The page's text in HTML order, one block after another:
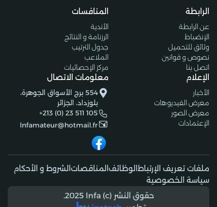
الرابطة
عن الرابطة
الإنضباط
وثائق للتحميل
نصوص و قوانين
اتصل بنا
المنافسات
الأندية
الرزنامة و النتائج
جدول الترتيب
الملاعب
مركز الإحصائيات
الإعلام
الأخبار
معرض الفيديوهات
معرض الصور
الإعتمادات
معلومات الاتصال
554 برج الأسواق الجوهرة،
بلوزداد، الجزائر
+213 (0) 23 511 105
lnfamateur@hotmail.fr
ملفات تعريف الإرتباط الوظائف المناقصات الشروط و الأحكام
سياسة الخصوصية
حقوق النشر (c) 2025 lnfa.